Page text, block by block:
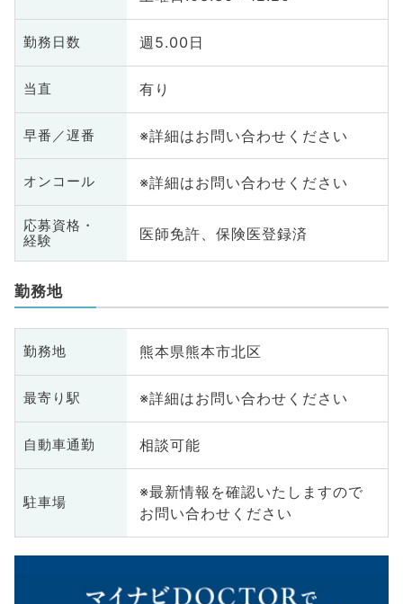
勤務日数 週5.00日
当直 有り
早番／遅番 ※詳細はお問い合わせください
オンコール ※詳細はお問い合わせください
応募資格・
経験
医師免許、保険医登録済
勤務地
勤務地 熊本県熊本市北区
最寄り駅 ※詳細はお問い合わせください
自動車通勤 相談可能
駐車場
※最新情報を確認いたしますので
お問い合わせください